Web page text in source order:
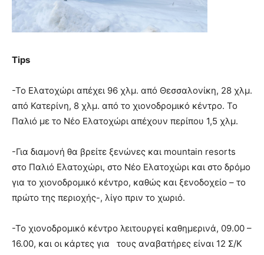
Tips
-Το Ελατοχώρι απέχει 96 χλμ. από Θεσσαλονίκη, 28 χλμ.
από Κατερίνη, 8 χλμ. από το χιονοδρομικό κέντρο. Το
Παλιό με το Νέο Ελατοχώρι απέχουν περίπου 1,5 χλμ.
-Για διαμονή θα βρείτε ξενώνες και mountain resorts
στο Παλιό Ελατοχώρι, στο Νέο Ελατοχώρι και στο δρόμο
για το χιονοδρομικό κέντρο, καθώς και ξενοδοχείο – το
πρώτο της περιοχής-, λίγο πριν το χωριό.
-Το χιονοδρομικό κέντρο λειτουργεί καθημερινά, 09.00 –
16.00, και οι κάρτες για τους αναβατήρες είναι 12 Σ/Κ